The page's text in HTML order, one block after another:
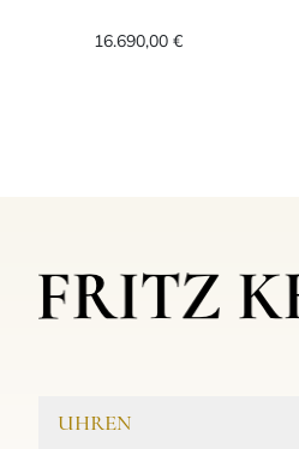
16.690,00 €
UHREN